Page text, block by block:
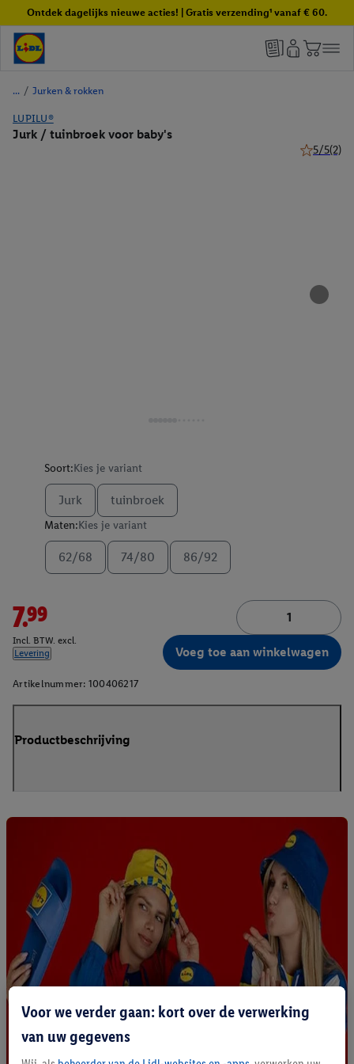
Ontdek dagelijks nieuwe acties! | Gratis verzending¹ vanaf € 60.
/ Jurken & rokken
LUPILU®
Jurk / tuinbroek voor baby's
5/5(2)
Soort:Kies je variant
Jurk tuinbroek
Maten:Kies je variant
62/68 74/80 86/92
7.99
Incl. BTW. excl.
Levering
Voeg toe aan winkelwagen
Artikelnummer: 100406217
Productbeschrijving
Voor we verder gaan: kort over de verwerking
van uw gegevens